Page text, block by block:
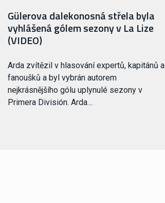
Gülerova dalekonosná střela byla
vyhlášená gólem sezony v La Lize
(VIDEO)
Arda zvítězil v hlasování expertů, kapitánů a
fanoušků a byl vybrán autorem
nejkrásnějšího gólu uplynulé sezony v
Primera División. Arda…